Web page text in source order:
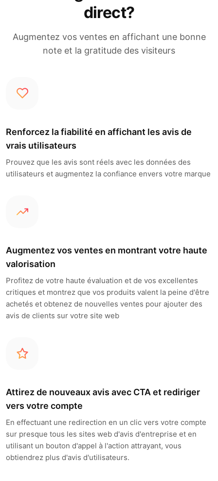
direct?
Augmentez vos ventes en affichant une bonne
note et la gratitude des visiteurs
Renforcez la fiabilité en affichant les avis de
vrais utilisateurs
Prouvez que les avis sont réels avec les données des
utilisateurs et augmentez la confiance envers votre marque
Augmentez vos ventes en montrant votre haute
valorisation
Profitez de votre haute évaluation et de vos excellentes
critiques et montrez que vos produits valent la peine d'être
achetés et obtenez de nouvelles ventes pour ajouter des
avis de clients sur votre site web
Attirez de nouveaux avis avec CTA et rediriger
vers votre compte
En effectuant une redirection en un clic vers votre compte
sur presque tous les sites web d'avis d'entreprise et en
utilisant un bouton d'appel à l'action attrayant, vous
obtiendrez plus d'avis d'utilisateurs.